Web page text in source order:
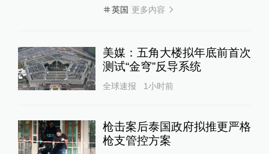
英国 更多内容
美媒：五角大楼拟年底前首次
测试“金穹”反导系统
全球速报 1小时前
枪击案后泰国政府拟推更严格
枪支管控方案